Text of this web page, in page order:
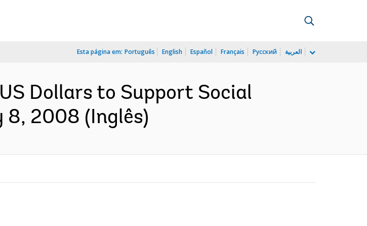
Esta página em: Português English Español Français Русский العربية
Dollars to Support Social
8, 2008 (Inglês)